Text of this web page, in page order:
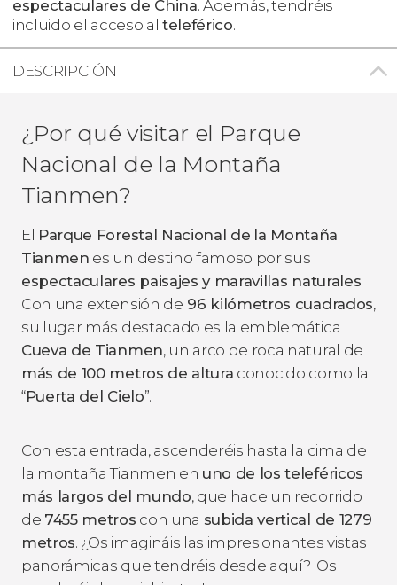
espectaculares de China. Además, tendréis
incluido el acceso al teleférico.
DESCRIPCIÓN
¿Por qué visitar el Parque
Nacional de la Montaña
Tianmen?
El Parque Forestal Nacional de la Montaña
Tianmen es un destino famoso por sus
espectaculares paisajes y maravillas naturales.
Con una extensión de 96 kilómetros cuadrados,
su lugar más destacado es la emblemática
Cueva de Tianmen, un arco de roca natural de
más de 100 metros de altura conocido como la
“Puerta del Cielo”.
Con esta entrada, ascenderéis hasta la cima de
la montaña Tianmen en uno de los teleféricos
más largos del mundo, que hace un recorrido
de 7455 metros con una subida vertical de 1279
metros. ¿Os imagináis las impresionantes vistas
panorámicas que tendréis desde aquí? ¡Os